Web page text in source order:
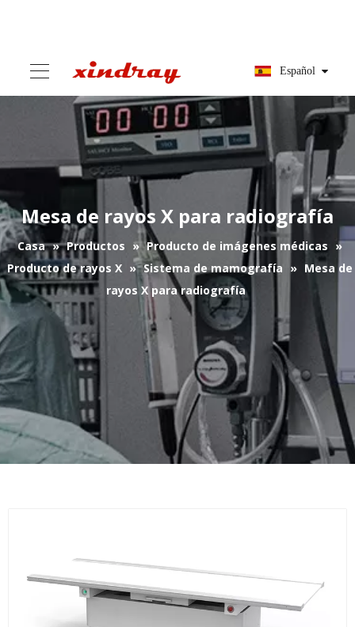
Mesa de rayos X para radiografía
» Producto de imágenes médicas »
Producto de rayos X » Sistema de mamografía » Mesa de
rayos X para radiografía